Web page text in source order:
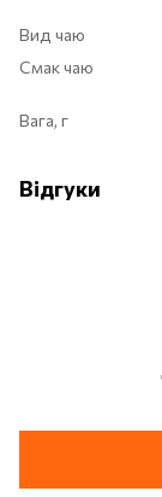
Вид чаю
Смак чаю
Вага, г
Відгуки